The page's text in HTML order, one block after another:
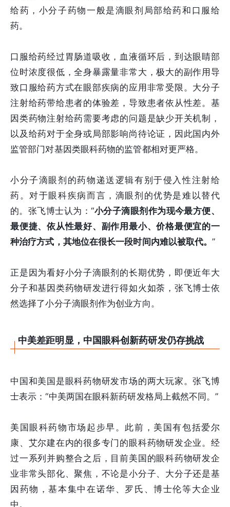
给药，小分子药物一般是滴眼剂局部给药和口服给
药。
口服给药经过胃肠道吸收，血液循环后，到达眼睛部
位时浓度很低，全身暴露量非常大，极大的副作用导
致口服给药方式在眼部疾病的应用非常受限。大分子
注射给药带给患者的体验差，导致患者依从性差。基
因类药物注射给药需要考虑的问题是缺少开关机制，
以及给药对于全身或局部影响尚待论证，因此国内外
监管部门对基因类眼科药物的监管都相对更严格。
小分子滴眼剂的药物递送逻辑有别于侵入性注射给
药。对于眼科疾病而言，滴眼剂的优势是难以替代
的。张飞博士认为：“小分子滴眼剂作为现今最方便、
最便捷、依从性最好、副作用最小、价格最便宜的一
种治疗方式，其地位在很长一段时间内难以被取代。”
正是因为看好小分子滴眼剂的长期优势，即便近年大
分子和基因类药物研发进行得如火如荼，张飞博士依
然选择了小分子滴眼剂作为创业方向。
中美差距明显，中国眼科创新药研发仍存挑战
中国和美国是眼科药物研发市场的两大玩家。张飞博
士表示：“中美两国在眼科新药研发格局上截然不同。”
美国眼科药物市场起步早。此前，美国有包括爱尔
康、艾尔建在内的很多专门的眼科药物研发企业。经
过一系列并购整合之后，目前美国的眼科药物研发企
业非常头部化、聚焦，不论是小分子、大分子还是基
因药物，基本集中在诺华、罗氏、博士伦等大企业
中。